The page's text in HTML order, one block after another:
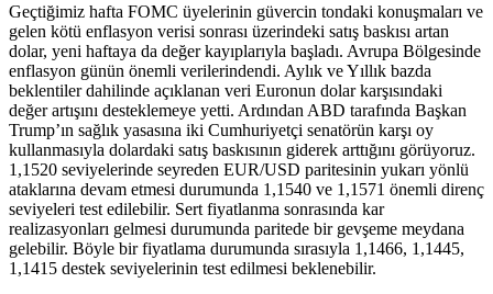
Geçtiğimiz hafta FOMC üyelerinin güvercin tondaki konuşmaları ve
gelen kötü enflasyon verisi sonrası üzerindeki satış baskısı artan
dolar, yeni haftaya da değer kayıplarıyla başladı. Avrupa Bölgesinde
enflasyon günün önemli verilerindendi. Aylık ve Yıllık bazda
beklentiler dahilinde açıklanan veri Euronun dolar karşısındaki
değer artışını desteklemeye yetti. Ardından ABD tarafında Başkan
Trump’ın sağlık yasasına iki Cumhuriyetçi senatörün karşı oy
kullanmasıyla dolardaki satış baskısının giderek arttığını görüyoruz.
1,1520 seviyelerinde seyreden EUR/USD paritesinin yukarı yönlü
ataklarına devam etmesi durumunda 1,1540 ve 1,1571 önemli direnç
seviyeleri test edilebilir. Sert fiyatlanma sonrasında kar
realizasyonları gelmesi durumunda paritede bir gevşeme meydana
gelebilir. Böyle bir fiyatlama durumunda sırasıyla 1,1466, 1,1445,
1,1415 destek seviyelerinin test edilmesi beklenebilir.